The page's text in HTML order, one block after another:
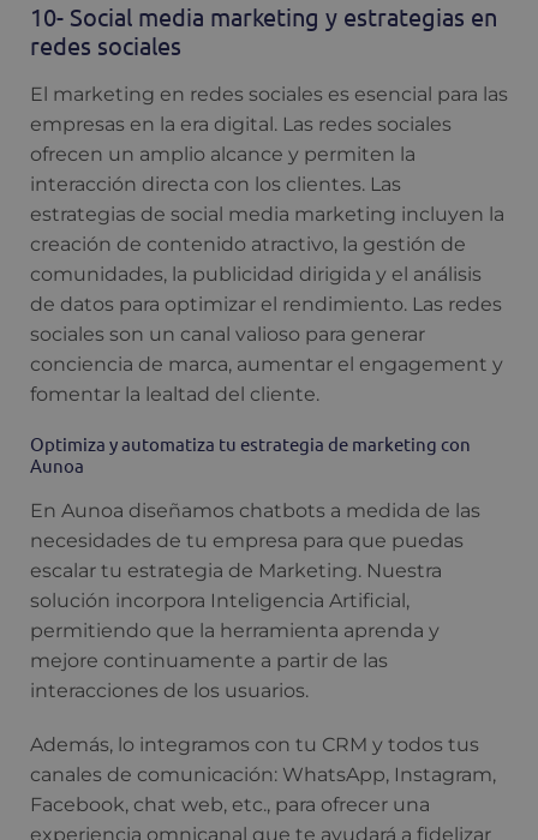
10- Social media marketing y estrategias en
redes sociales
El marketing en redes sociales es esencial para las
empresas en la era digital. Las redes sociales
ofrecen un amplio alcance y permiten la
interacción directa con los clientes. Las
estrategias de social media marketing incluyen la
creación de contenido atractivo, la gestión de
comunidades, la publicidad dirigida y el análisis
de datos para optimizar el rendimiento. Las redes
sociales son un canal valioso para generar
conciencia de marca, aumentar el engagement y
fomentar la lealtad del cliente.
Optimiza y automatiza tu estrategia de marketing con
Aunoa
En Aunoa diseñamos chatbots a medida de las
necesidades de tu empresa para que puedas
escalar tu estrategia de Marketing. Nuestra
solución incorpora Inteligencia Artificial,
permitiendo que la herramienta aprenda y
mejore continuamente a partir de las
interacciones de los usuarios.
Además, lo integramos con tu CRM y todos tus
canales de comunicación: WhatsApp, Instagram,
Facebook, chat web, etc., para ofrecer una
experiencia omnicanal que te ayudará a fidelizar